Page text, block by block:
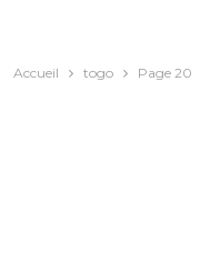
Accueil togo Page 20